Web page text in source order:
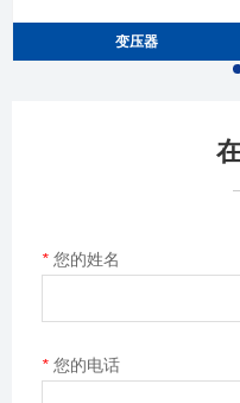
变压器
* 您的姓名
* 您的电话